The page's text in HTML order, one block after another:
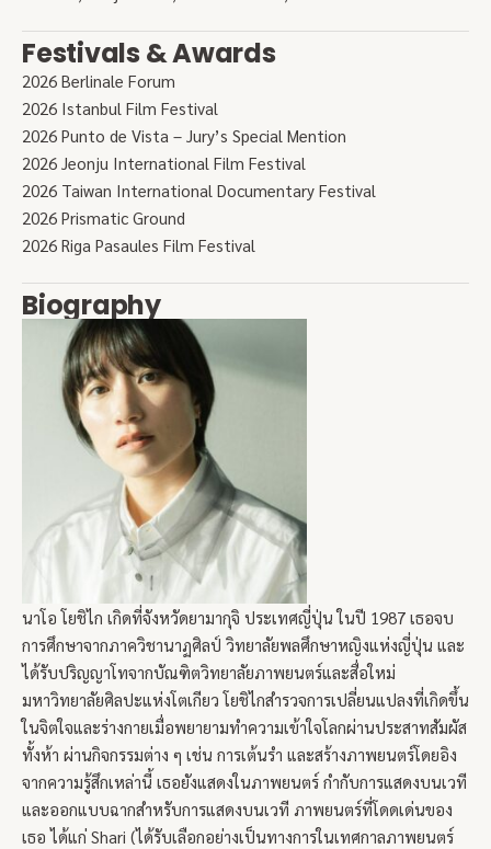
Festivals & Awards
2026 Berlinale Forum
2026 Istanbul Film Festival
2026 Punto de Vista – Jury’s Special Mention
2026 Jeonju International Film Festival
2026 Taiwan International Documentary Festival
2026 Prismatic Ground
2026 Riga Pasaules Film Festival
Biography
นาโอ โยชิไก เกิดที่จังหวัดยามากุจิ ประเทศญี่ปุ่น ในปี 1987 เธอจบ
การศึกษาจากภาควิชานาฏศิลป์ วิทยาลัยพลศึกษาหญิงแห่งญี่ปุ่น และ
ได้รับปริญญาโทจากบัณฑิตวิทยาลัยภาพยนตร์และสื่อใหม่
มหาวิทยาลัยศิลปะแห่งโตเกียว โยชิไกสำรวจการเปลี่ยนแปลงที่เกิดขึ้น
ในจิตใจและร่างกายเมื่อพยายามทำความเข้าใจโลกผ่านประสาทสัมผัส
ทั้งห้า ผ่านกิจกรรมต่าง ๆ เช่น การเต้นรำ และสร้างภาพยนตร์โดยอิง
จากความรู้สึกเหล่านี้ เธอยังแสดงในภาพยนตร์ กำกับการแสดงบนเวที
และออกแบบฉากสำหรับการแสดงบนเวที ภาพยนตร์ที่โดดเด่นของ
เธอ ได้แก่ Shari (ได้รับเลือกอย่างเป็นทางการในเทศกาลภาพยนตร์